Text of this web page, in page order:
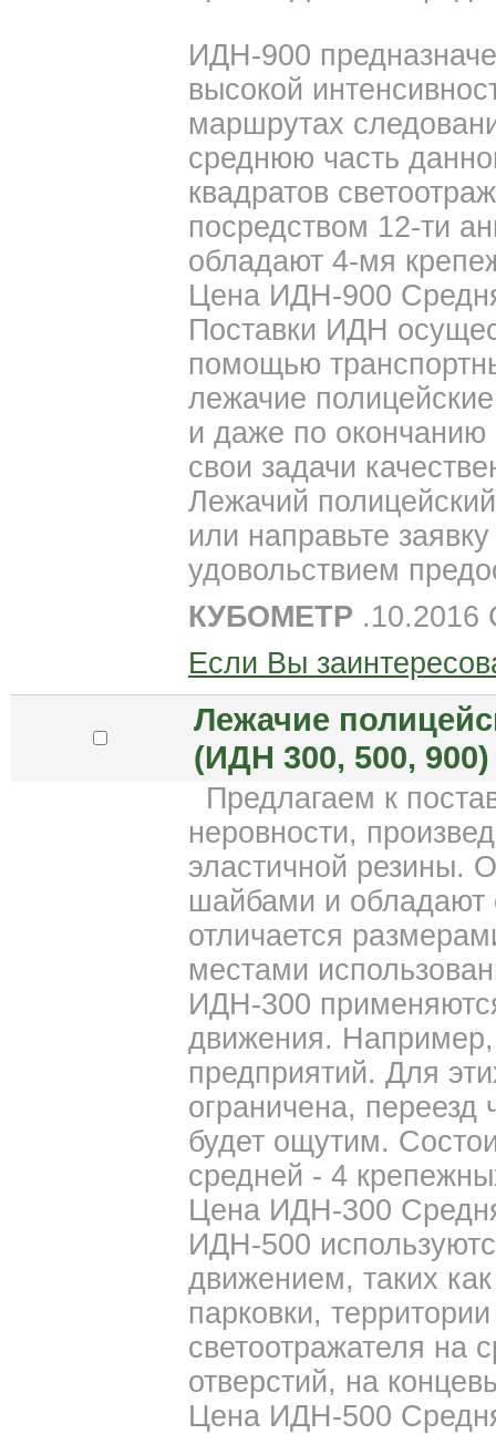
ИДН-900
высокой
маршрутах
среднюю часть
квадратов
посредством 12-ти
обладают 4-мя
Цена ИДН-900
Поставки ИДН
помощью
лежачие
и даже по окончанию
свои задачи
Лежачий
или направьте
удовольствием
КУБОМЕТР .10.2016
Если Вы
Лежачие
(ИДН 300, 500, 900)
Предлагаем к
неровности,
эластичной резины.
шайбами и
отличается
местами
ИДН-300
движения.
предприятий. Для
ограничена, переезд
будет ощутим.
средней - 4
Цена ИДН-300
ИДН-500
движением, таких
парковки,
светоотражателя на
отверстий, на
Цена ИДН-500